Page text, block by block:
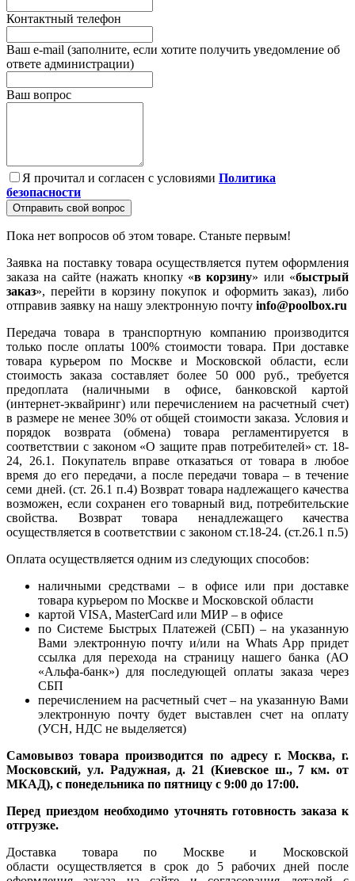
Контактный телефон
Ваш e-mail (заполните, если хотите получить уведомление об
ответе администрации)
Ваш вопрос
Я прочитал и согласен с условиями Политика
безопасности
Отправить свой вопрос
Пока нет вопросов об этом товаре. Станьте первым!
Заявка на поставку товара осуществляется путем оформления
заказа на сайте (нажать кнопку «в корзину» или «быстрый
заказ», перейти в корзину покупок и оформить заказ), либо
отправив заявку на нашу электронную почту info@poolbox.ru
Передача товара в транспортную компанию производится
только после оплаты 100% стоимости товара. При доставке
товара курьером по Москве и Московской области, если
стоимость заказа составляет более 50 000 руб., требуется
предоплата (наличными в офисе, банковской картой
(интернет-эквайринг) или перечислением на расчетный счет)
в размере не менее 30% от общей стоимости заказа. Условия и
порядок возврата (обмена) товара регламентируется в
соответствии с законом «О защите прав потребителей» ст. 18-
24, 26.1. Покупатель вправе отказаться от товара в любое
время до его передачи, а после передачи товара – в течение
семи дней. (ст. 26.1 п.4) Возврат товара надлежащего качества
возможен, если сохранен его товарный вид, потребительские
свойства. Возврат товара ненадлежащего качества
осуществляется в соответствии с законом ст.18-24. (ст.26.1 п.5)
Оплата осуществляется одним из следующих способов:
наличными средствами – в офисе или при доставке
товара курьером по Москве и Московской области
картой VISA, MasterCard или МИР – в офисе
по Системе Быстрых Платежей (СБП) – на указанную
Вами электронную почту и/или на Whats App придет
ссылка для перехода на страницу нашего банка (АО
«Альфа-банк») для последующей оплаты заказа через
СБП
перечислением на расчетный счет – на указанную Вами
электронную почту будет выставлен счет на оплату
(УСН, НДС не выделяется)
Самовывоз товара производится по адресу г. Москва, г.
Московский, ул. Радужная, д. 21 (Киевское ш., 7 км. от
МКАД), с понедельника по пятницу с 9:00 до 17:00.
Перед приездом необходимо уточнять готовность заказа к
отгрузке.
Доставка товара по Москве и Московской
области осуществляется в срок до 5 рабочих дней после